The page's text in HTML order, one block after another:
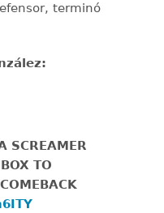
terminó
SCREAMER
TO